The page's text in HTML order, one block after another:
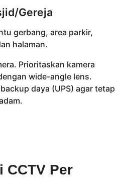
Gereja
gerbang, area parkir,
halaman.
Prioritaskan kamera
wide-angle lens.
daya (UPS) agar tetap
CCTV Per